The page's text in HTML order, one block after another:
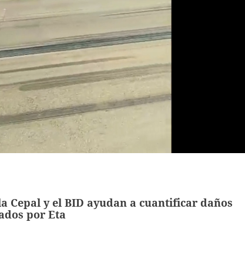
Cepal y el BID ayudan a cuantificar daños
por Eta